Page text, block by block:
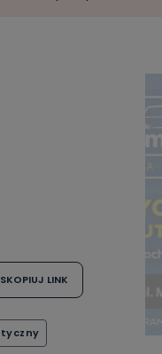
SKOPIUJ LINK